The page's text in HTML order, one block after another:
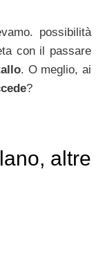
possibilità
con il passare
. O meglio, ai
?
altre